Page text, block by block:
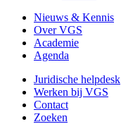
Nieuws & Kennis
Over VGS
Academie
Agenda
Juridische helpdesk
Werken bij VGS
Contact
Zoeken